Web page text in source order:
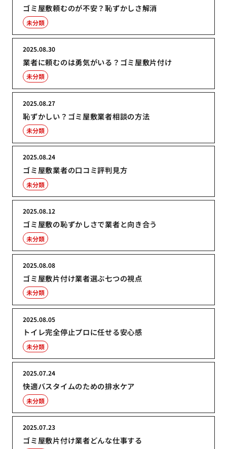
ゴミ屋敷頼むのが不安？恥ずかしさ解消
未分類
業者に頼むのは勇気がいる？ゴミ屋敷片付け
2025.08.30
未分類
恥ずかしい？ゴミ屋敷業者相談の方法
2025.08.27
未分類
ゴミ屋敷業者の口コミ評判見方
2025.08.24
未分類
ゴミ屋敷の恥ずかしさで業者と向き合う
2025.08.12
未分類
ゴミ屋敷片付け業者選ぶ七つの視点
2025.08.08
未分類
トイレ完全停止プロに任せる安心感
2025.08.05
未分類
快適バスタイムのための排水ケア
2025.07.24
未分類
ゴミ屋敷片付け業者どんな仕事する
2025.07.23